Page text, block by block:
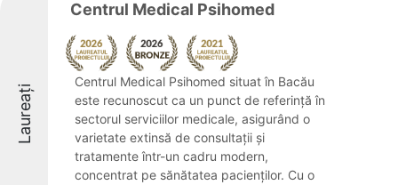
Laureați
Centrul Medical Psihomed
Centrul Medical Psihomed situat în Bacău
este recunoscut ca un punct de referință în
sectorul serviciilor medicale, asigurând o
varietate extinsă de consultații și
tratamente într-un cadru modern,
concentrat pe sănătatea pacienților. Cu o